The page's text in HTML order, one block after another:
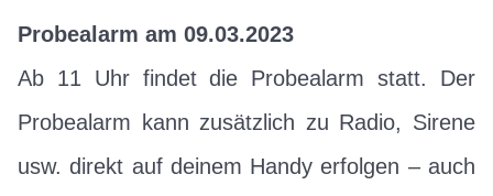
Probealarm am 09.03.2023
Ab 11 Uhr findet die Probealarm statt. Der
Probealarm kann zusätzlich zu Radio, Sirene
usw. direkt auf deinem Handy erfolgen – auch